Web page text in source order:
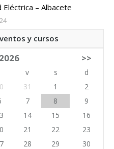
Eléctrica – Albacete
y cursos
>>
v s
d
31 1
2
7 8
9
14 15
16
21 22
23
28 29
30